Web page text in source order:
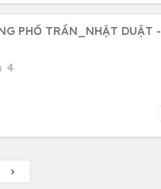
PHỐ TRẦN_NHẬT DUẬT -
4